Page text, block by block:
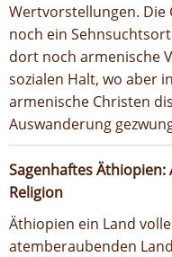
Wertvorstellungen.
noch ein
dort noch armenische
sozialen Halt, wo aber
armenische Christen
Auswanderung
Sagenhaftes Äthiopien:
Religion
Äthiopien ein Land
atemberaubenden